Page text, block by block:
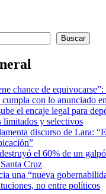
Buscar
chance de
con lo anunciado
el encaje legal para
limitados y selectivos
discurso de Lara:
el 60% de un
Cruz
una “nueva
no entre políticos